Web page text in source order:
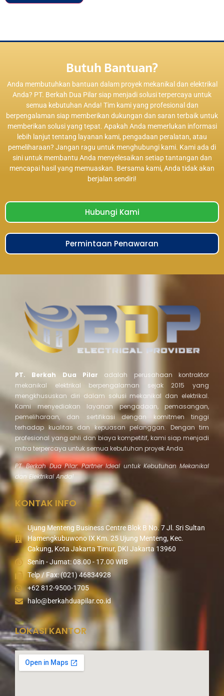
Butuh Bantuan?
Anda membutuhkan bantuan dalam proyek mekanikal dan elektrikal
Anda? PT. Berkah Dua Pilar siap menjadi solusi terpercaya untuk
semua kebutuhan Anda! Tim kami yang profesional dan
berpengalaman siap memberikan dukungan dan saran terbaik untuk
memberikan solusi yang tepat. Apakah Anda memerlukan informasi
lebih lanjut tentang layanan kami, pengadaan peralatan, atau
pemeliharaan? Jangan ragu untuk menghubungi kami. Kami ada di
sini untuk membantu Anda menyelesaikan setiap tantangan dan
mencapai hasil yang memuaskan. Bersama kami, Anda tidak akan
berjalan sendiri!
Hubungi Kami
Permintaan Penawaran
PT. Berkah Dua Pilar adalah perusahaan kontraktor
mekanikal elektrikal berpengalaman sejak 2015 yang
mengkhususkan diri dalam solusi mekanikal dan elektrikal.
Kami menyediakan layanan pengadaan, pemasangan,
pemeliharaan, dan sertifikasi dengan komitmen tinggi
terhadap kualitas dan kepuasan pelanggan. Dengan tim
profesional yang ahli dan biaya kompetitif, kami siap menjadi
mitra terpercaya untuk semua kebutuhan proyek Anda.
PT. Berkah Dua Pilar: Partner Ideal untuk Kebutuhan Mekanikal
dan Elektrikal Anda!
KONTAK INFO
Ujung Menteng Business Centre Blok B No. 7 Jl. Sri Sultan
Hamengkubuwono IX Km. 25 Ujung Menteng, Kec.
Cakung, Kota Jakarta Timur, DKI Jakarta 13960
Senin - Jumat: 08.00 - 17.00 WIB
Telp / Fax: (021) 46834928
+62 812-9500-1705
halo@berkahduapilar.co.id
LOKASI KANTOR